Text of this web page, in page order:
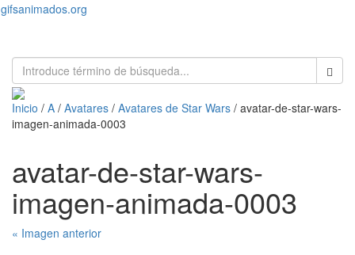
gifsanimados.org
Inicio / A / Avatares / Avatares de Star Wars / avatar-de-star-wars-
imagen-animada-0003
avatar-de-star-wars-
imagen-animada-0003
« Imagen anterior